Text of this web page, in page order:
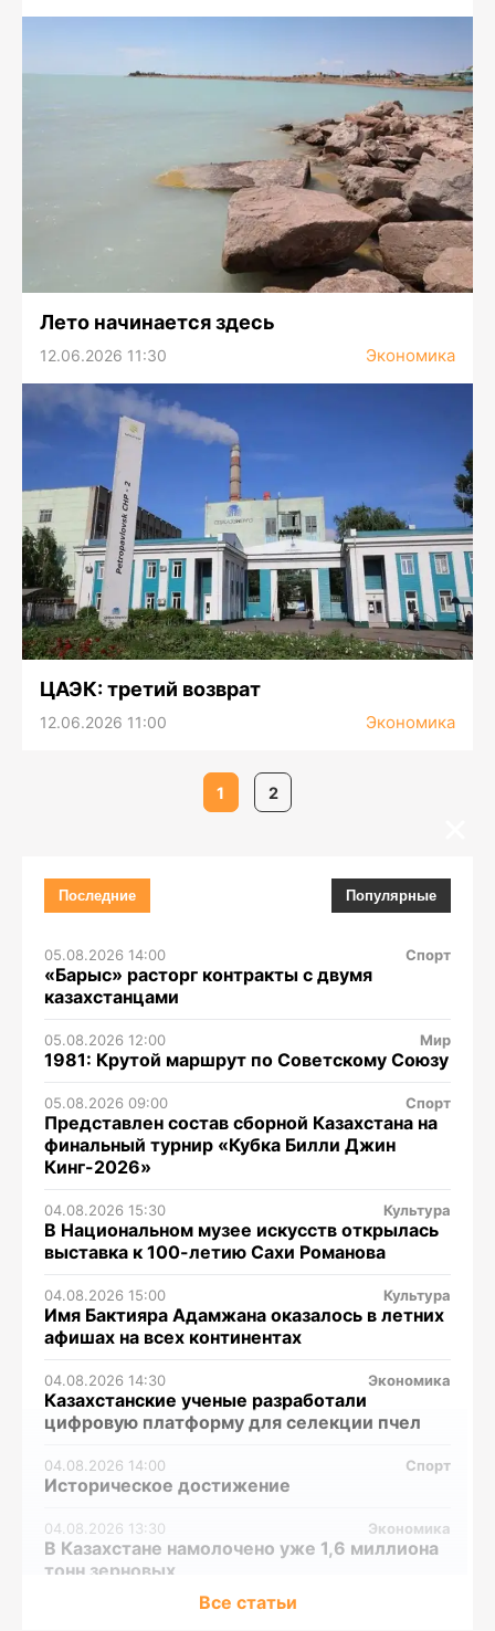
Последние Популярные
05.08.2026 14:00 Спорт
«Барыс» расторг контракты с двумя
казахстанцами
05.08.2026 12:00 Мир
1981: Крутой маршрут по Советскому Союзу
05.08.2026 09:00 Спорт
Представлен состав сборной Казахстана на
финальный турнир «Кубка Билли Джин
Кинг-2026»
04.08.2026 15:30 Культура
В Национальном музее искусств открылась
выставка к 100-летию Сахи Романова
04.08.2026 15:00 Культура
Имя Бактияра Адамжана оказалось в летних
афишах на всех континентах
04.08.2026 14:30 Экономика
Казахстанские ученые разработали
цифровую платформу для селекции пчел
04.08.2026 14:00 Спорт
Историческое достижение
04.08.2026 13:30 Экономика
В Казахстане намолочено уже 1,6 миллиона
тонн зерновых
Все статьи
Лето начинается здесь
12.06.2026 11:30 Экономика
ЦАЭК: третий возврат
12.06.2026 11:00 Экономика
1 2